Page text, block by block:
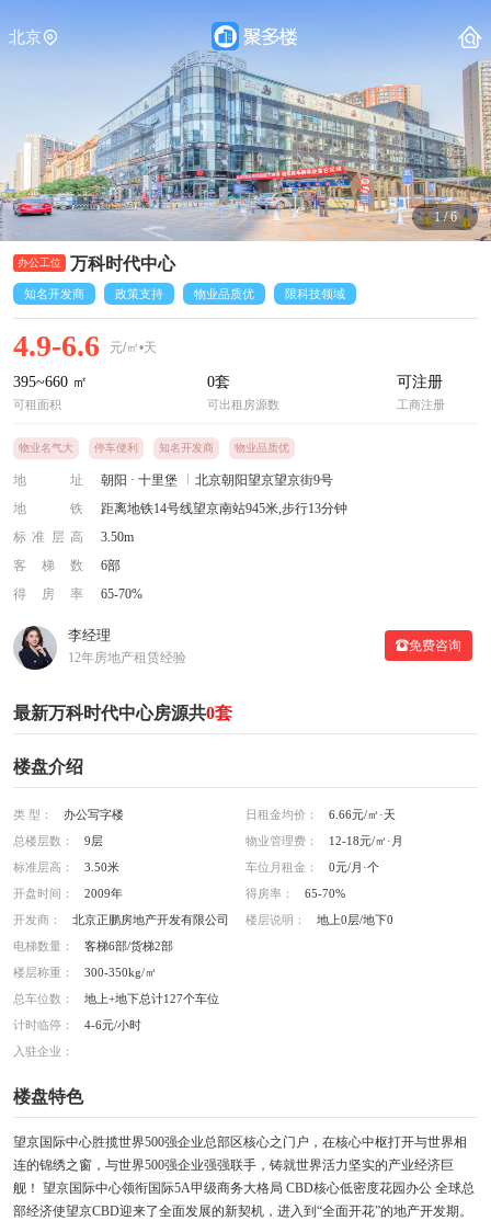
北京
1/6
万科时代中心
知名开发商 政策支持 物业品质优 限科技领域
4.9-6.6 元/㎡•天
395~660 ㎡
可租面积
0套
可出租房源数
可注册
工商注册
物业名气大 停车便利 知名开发商 物业品质优
地址 朝阳 · 十里堡
北京朝阳望京望京街9号
地铁
距离地铁14号线望京南站945米,步行13分钟
标准层高
3.50m
客梯数
6部
得房率
65-70%
李经理
12年房地产租赁经验
免费咨询
最新万科时代中心房源共0套
楼盘介绍
类 型： 办公写字楼 日租金均价：
6.66元/㎡·天
总楼层数：
9层 物业管理费：
12-18元/㎡·月
标准层高：
3.50米 车位月租金：
0元/月·个
开盘时间：
2009年 得房率：
65-70%
开发商：
北京正鹏房地产开发有限公司 楼层说明：
地上0层/地下0
电梯数量：
客梯6部/货梯2部
楼层称重：
300-350kg/㎡
总车位数：
地上+地下总计127个车位
计时临停：
4-6元/小时
入驻企业：
楼盘特色
望京国际中心胜揽世界500强企业总部区核心之门户，在核心中枢打开与世界相
连的锦绣之窗，与世界500强企业强强联手，铸就世界活力坚实的产业经济巨
舰！ 望京国际中心领衔国际5A甲级商务大格局 CBD核心低密度花园办公 全球总
部经济使望京CBD迎来了全面发展的新契机，进入到“全面开花”的地产开发期。